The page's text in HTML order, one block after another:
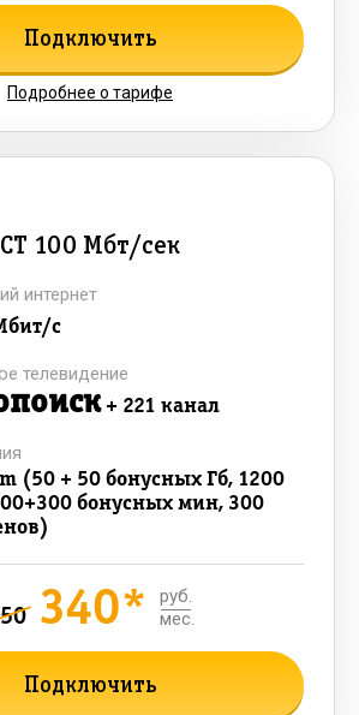
Подключить
Подробнее о тарифе
100 Мбт/сек
с
интернет
+ 221 канал
телевидение
(50 + 50 бонусных Гб, 1200
бонусных мин, 300
340*
руб.
мес.
Подключить